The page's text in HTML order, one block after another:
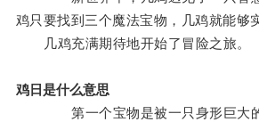
鸡只要找到三个魔法宝物，几鸡就能够
几鸡充满期待地开始了冒险之旅。
鸡日是什么意思
第一个宝物是被一只身形巨大的